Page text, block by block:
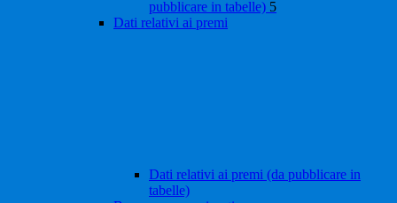
pubblicare in tabelle) 5
Dati relativi ai premi
Dati relativi ai premi (da pubblicare in
tabelle)